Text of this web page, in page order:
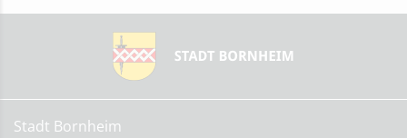
Stadt Bornheim